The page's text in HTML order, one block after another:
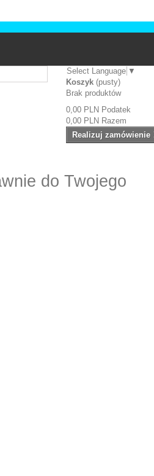
Select Language ▼
Koszyk (pusty)
Brak produktów
0,00 PLN Podatek
0,00 PLN Razem
Realizuj zamówienie
do Twojego